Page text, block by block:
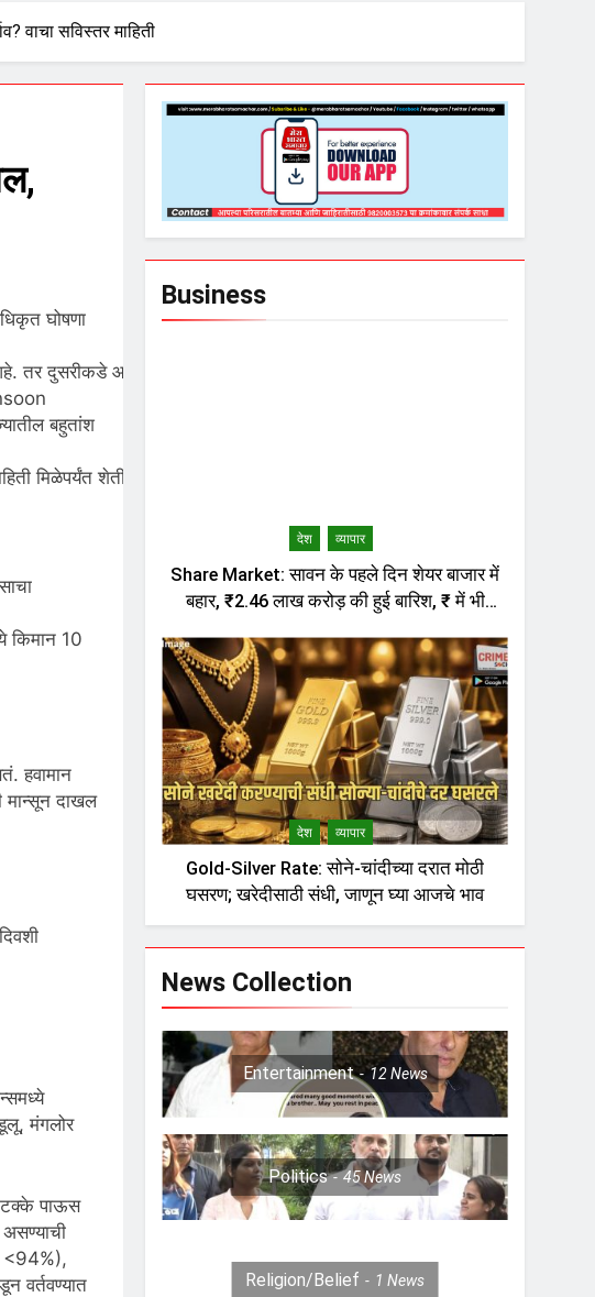
वाचा सविस्तर माहिती
घोषणा
.तर दुसरीकडेआजपासून
बहुतांश
मिळेपर्यंत शेतीती
किमान 10
हवामान
मान्सून दाखल
मंगलोर
टक्के पाऊस
<94%),
वर्तवण्यात
Business
देश व्यापार
Share Market: सावन के पहले दिन शेयर बाजार में
बहार, ₹2.46 लाख करोड़ की हुई बारिश, ₹ में भी
देश व्यापार
Gold-Silver Rate: सोने-चांदीच्या दरात मोठी
घसरण; खरेदीसाठी संधी, जाणून घ्या आजचे भाव
News Collection
Entertainment 12News
Politics 45News
Religion/Belief 1News